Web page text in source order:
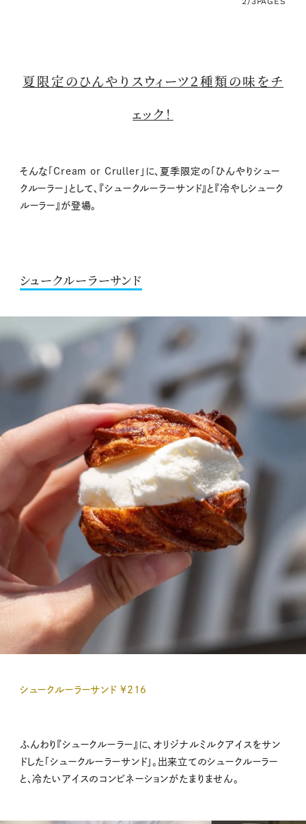
夏限定のひんやりスウィーツ２種類の味をチ
ェック！
そんな「Cream or Cruller」に、夏季限定の「ひんやりシュー
クルーラー」として、『シュークルーラーサンド』と『冷やしシューク
ルーラー』が登場。
シュークルーラーサンド
シュークルーラーサンド ¥216
ふんわり『シュークルーラー』に、オリジナルミルクアイスをサン
ドした「シュークルーラーサンド」。出来立てのシュークルーラー
と、冷たいアイスのコンビネーションがたまりません。